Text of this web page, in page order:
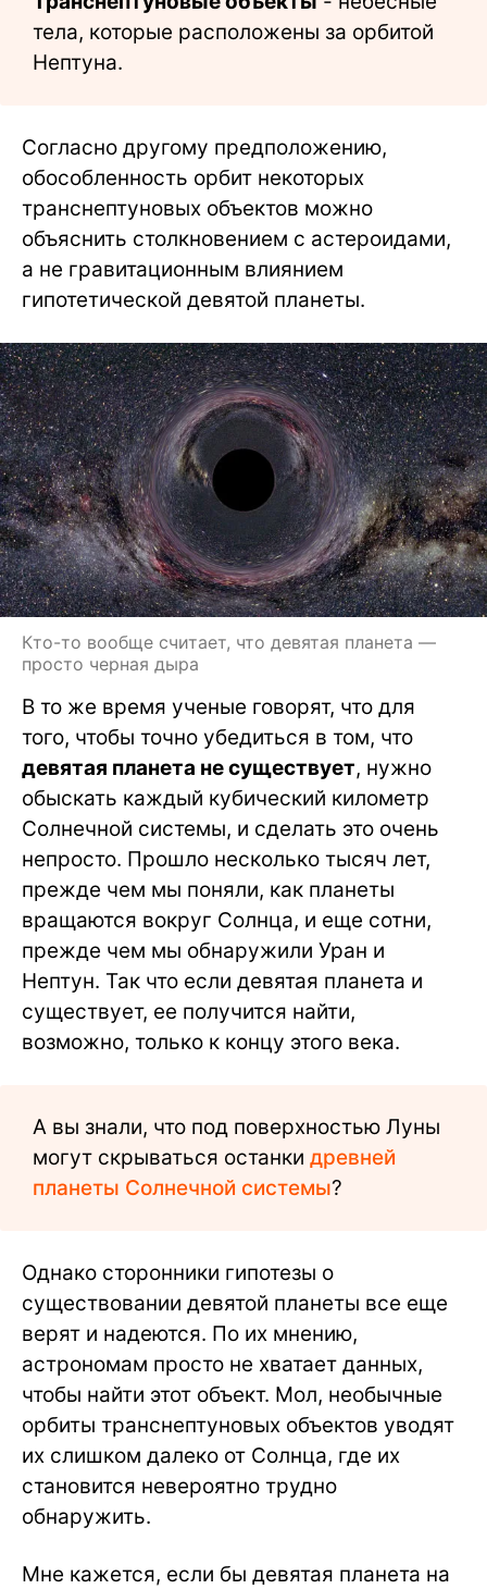
тела, которые расположены за орбитой
Нептуна.
Согласно другому предположению,
обособленность орбит некоторых
транснептуновых объектов можно
объяснить столкновением с астероидами,
а не гравитационным влиянием
гипотетической девятой планеты.
Кто-то вообще считает, что девятая планета —
просто черная дыра
В то же время ученые говорят, что для
того, чтобы точно убедиться в том, что
девятая планета не существует, нужно
обыскать каждый кубический километр
Солнечной системы, и сделать это очень
непросто. Прошло несколько тысяч лет,
прежде чем мы поняли, как планеты
вращаются вокруг Солнца, и еще сотни,
прежде чем мы обнаружили Уран и
Нептун. Так что если девятая планета и
существует, ее получится найти,
возможно, только к концу этого века.
А вы знали, что под поверхностью Луны
могут скрываться останки древней
планеты Солнечной системы?
Однако сторонники гипотезы о
существовании девятой планеты все еще
верят и надеются. По их мнению,
астрономам просто не хватает данных,
чтобы найти этот объект. Мол, необычные
орбиты транснептуновых объектов уводят
их слишком далеко от Солнца, где их
становится невероятно трудно
обнаружить.
Мне кажется, если бы девятая планета на